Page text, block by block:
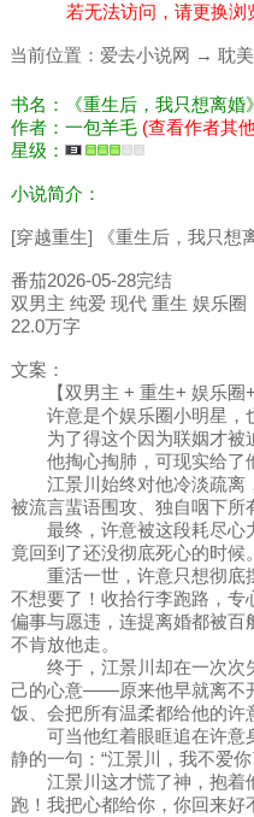
若无法访问，请更换
当前位置： 爱去小说网 → 耽
书名：《重生后，我只想离婚》
作者：一包羊毛 (查看作者其
星级：
小说简介：
[穿越重生] 《重生后，我只想
番茄2026-05-28完结
双男主 纯爱 现代 重生 娱乐圈
22.0万字
文案：
【双男主 + 重生+ 娱乐圈+
许意是个娱乐圈小明星，也
为了得这个因为联姻才被
他掏心掏肺，可现实给了他
江景川始终对他冷淡疏离
被流言蜚语围攻、独自咽下所
最终，许意被这段耗尽心
竟回到了还没彻底死心的时候。
重活一世，许意只想彻底
不想要了！收拾行李跑路，专
偏事与愿违，连提离婚都被百
不肯放他走。
终于，江景川却在一次次
己的心意——原来他早就离不
饭、会把所有温柔都给他的许
可当他红着眼眶追在许意
静的一句：“江景川，我不爱你
江景川这才慌了神，抱着他
跑！我把心都给你，你回来好